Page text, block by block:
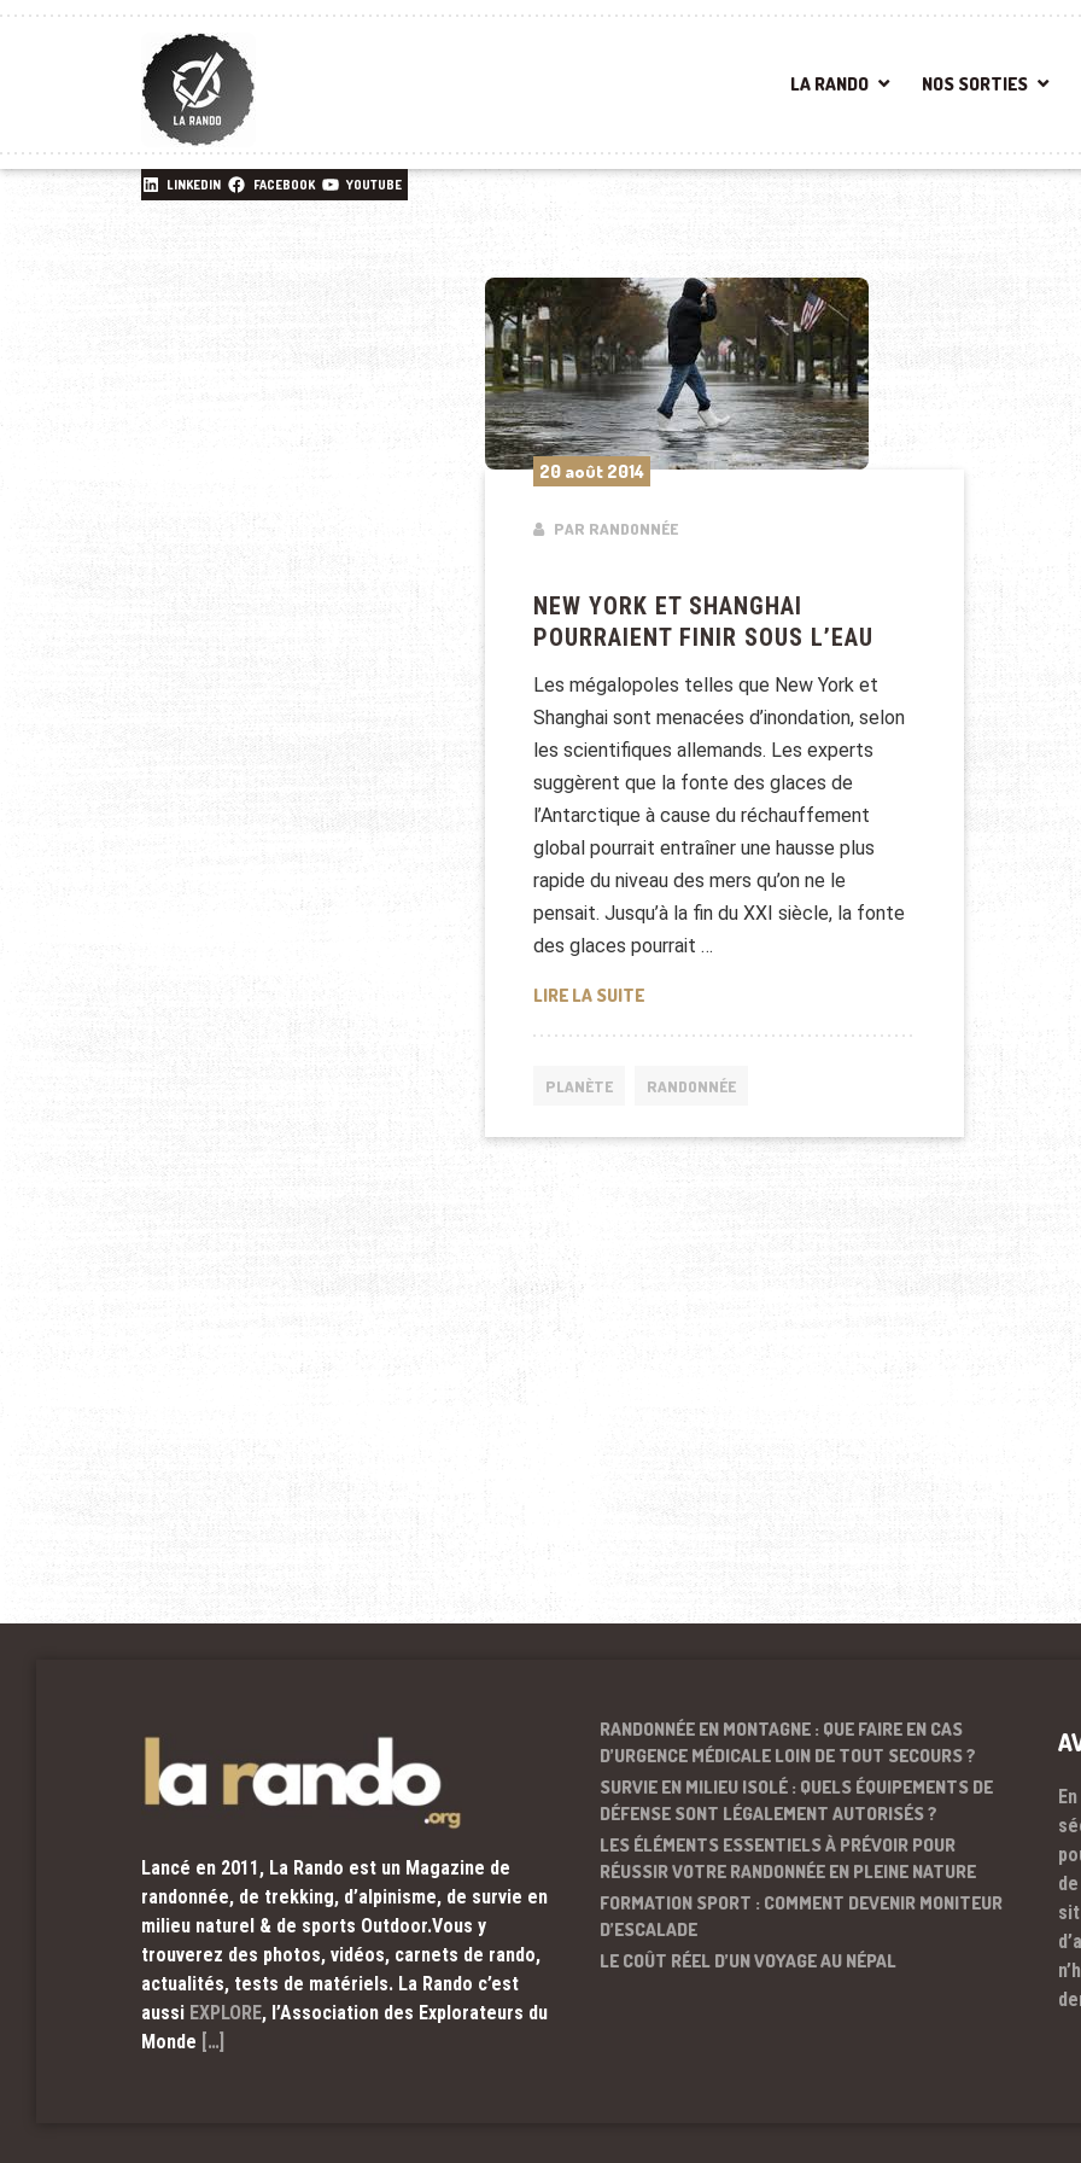
LA RANDO NOS SORTIES
LINKEDIN FACEBOOK YOUTUBE
20 août 2014
PAR RANDONNÉE
NEW YORK ET SHANGHAI
POURRAIENT FINIR SOUS L’EAU
Les mégalopoles telles que New York et
Shanghai sont menacées d’inondation, selon
les scientifiques allemands. Les experts
suggèrent que la fonte des glaces de
l’Antarctique à cause du réchauffement
global pourrait entraîner une hausse plus
rapide du niveau des mers qu’on ne le
pensait. Jusqu’à la fin du XXI siècle, la fonte
des glaces pourrait …
LIRE LA SUITENEW YORK ET SHANGHAI POURRAIENT FINIR SOUS L’EAU
PLANÈTE RANDONNÉE
Lancé en 2011, La Rando est un Magazine de
randonnée, de trekking, d’alpinisme, de survie en
milieu naturel & de sports Outdoor.Vous y
trouverez des photos, vidéos, carnets de rando,
actualités, tests de matériels. La Rando c’est
aussi EXPLORE, l’Association des Explorateurs du
Monde […]
RANDONNÉE EN MONTAGNE : QUE FAIRE EN CAS
D’URGENCE MÉDICALE LOIN DE TOUT SECOURS ?
SURVIE EN MILIEU ISOLÉ : QUELS ÉQUIPEMENTS DE
DÉFENSE SONT LÉGALEMENT AUTORISÉS ?
LES ÉLÉMENTS ESSENTIELS À PRÉVOIR POUR
RÉUSSIR VOTRE RANDONNÉE EN PLEINE NATURE
FORMATION SPORT : COMMENT DEVENIR MONITEUR
D’ESCALADE
LE COÛT RÉEL D’UN VOYAGE AU NÉPAL